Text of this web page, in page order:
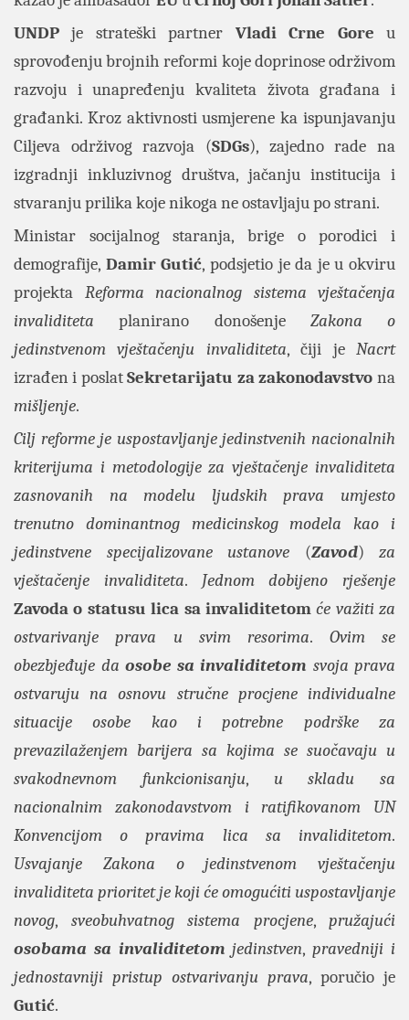
UNDPje strateški partner Vladi Crne Gore u
sprovođenju brojnih reformi koje doprinose održivom
razvoju i unapređenju kvaliteta života građana i
građanki. Kroz aktivnosti usmjerene ka ispunjavanju
Ciljeva održivog razvoja (SDGs), zajedno rade na
izgradnji inkluzivnog društva, jačanju institucija i
stvaranju prilika koje nikoga ne ostavljaju po strani.
Ministar socijalnog staranja, brige o porodici i
demografije, Damir Gutić, podsjetio je da je u okviru
projekta Reforma nacionalnog sistema vještačenja
invaliditeta planirano donošenje Zakona o
jedinstvenom vještačenju invaliditeta, čiji jeNacrt
izrađen i poslatSekretarijatu za zakonodavstvo na
mišljenje.
Cilj reforme je uspostavljanje jedinstvenih nacionalnih
kriterijuma i metodologije za vještačenje invaliditeta
zasnovanih na modelu ljudskih prava umjesto
trenutno dominantnog medicinskog modela kao i
jedinstvene specijalizovane ustanove (Zavod) za
vještačenje invaliditeta. Jednom dobijeno rješenje
Zavoda o statusu lica sa invaliditetomće važiti za
ostvarivanje prava u svim resorima. Ovim se
obezbjeđuje da osobe sa invaliditetom svoja prava
ostvaruju na osnovu stručne procjene individualne
situacije osobe kao i potrebne podrške za
prevazilaženjem barijera sa kojima se suočavaju u
svakodnevnom funkcionisanju, u skladu sa
nacionalnim zakonodavstvom i ratifikovanom UN
Konvencijom o pravima lica sa invaliditetom.
Usvajanje Zakona o jedinstvenom vještačenju
invaliditeta prioritet je koji će omogućiti uspostavljanje
novog, sveobuhvatnog sistema procjene, pružajući
osobama sa invaliditetom jedinstven,pravedniji i
jednostavniji pristup ostvarivanju prava, poručio je
Gutić.